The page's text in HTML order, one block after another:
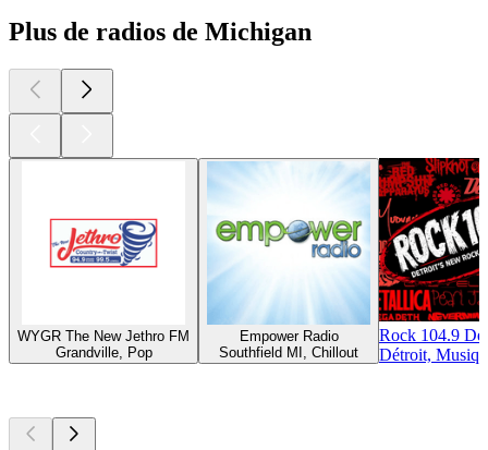
Plus de radios de Michigan
WYGR The New Jethro FM
Grandville, Pop
Empower Radio
Southfield MI, Chillout
Rock 104.9
Détroit,